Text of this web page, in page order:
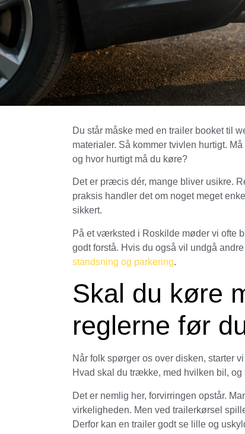
Du står måske med en trailer booket til
materialer. Så kommer tvivlen hurtigt.
og hvor hurtigt må du køre?
Det er præcis dér, mange bliver usikre.
praksis handler det om noget meget
sikkert.
På et værksted i Roskilde møder vi ofte
godt forstå. Hvis du også vil undgå
standsning og parkering.
Skal du køre
reglerne før
Når folk spørger os over disken, starter
Hvad skal du trække, med hvilken bil,
Det er nemlig her, forvirringen opstår.
virkeligheden. Men ved trailerkørsel
Derfor kan en trailer godt se lille og